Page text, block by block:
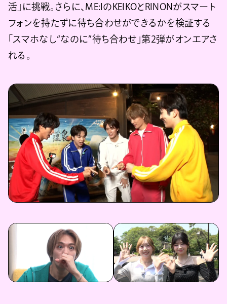
活」に挑戦。さらに、ME:IのKEIKOとRINONがスマート
フォンを持たずに待ち合わせができるかを検証する
「スマホなし“なのに”待ち合わせ」第2弾がオンエアさ
れる。